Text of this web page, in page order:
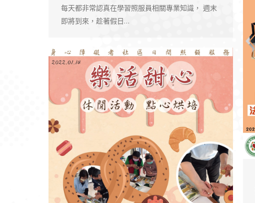
每天都非常認真在學習照服員相關專業知識， 週末
即將到來，趁著假日…